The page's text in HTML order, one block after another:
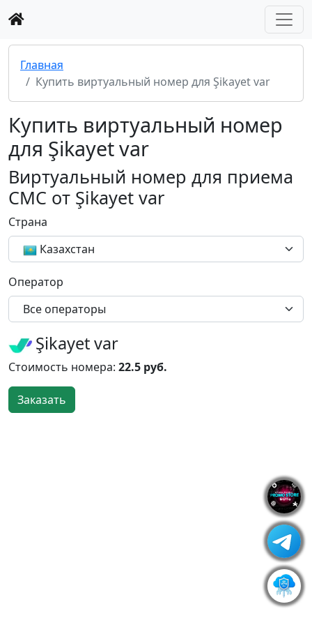
Главная
Купить виртуальный номер для Şikayet var
Купить виртуальный номер
для Şikayet var
Виртуальный номер для приема
СМС от Şikayet var
Страна
Казахстан
Оператор
Все операторы
Şikayet var
Стоимость номера: 22.5 руб.
Заказать